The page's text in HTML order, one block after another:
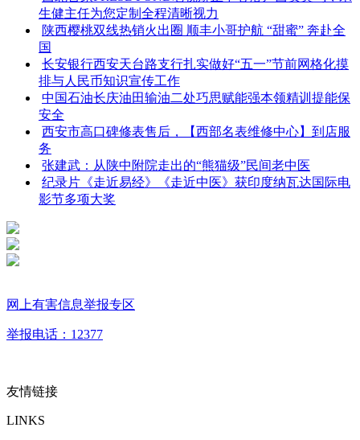
生健主任为您定制全程清晰视力
陕西樱桃双线热销火出圈 顺丰小哥护航 “甜蜜” 奔赴全
国
长安银行西安天台路支行扎实做好“五一”节前网格化摸
排与人民币知识宣传工作
中国石油长庆油田输油二处巧思赋能强本领精训提能保
安全
西安市高口碑修表售后，【西部名表维修中心】到店服
务
张建武：从陕中附院走出的“熊猫级”民间老中医
纪录片《走近易经》《走近中医》获印度纳瓦达国际电
影节多项大奖
网上有害信息举报专区
举报电话：12377
友情链接
LINKS